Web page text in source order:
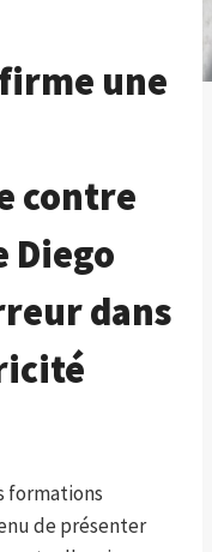
une
contre
dans
formations
de présenter